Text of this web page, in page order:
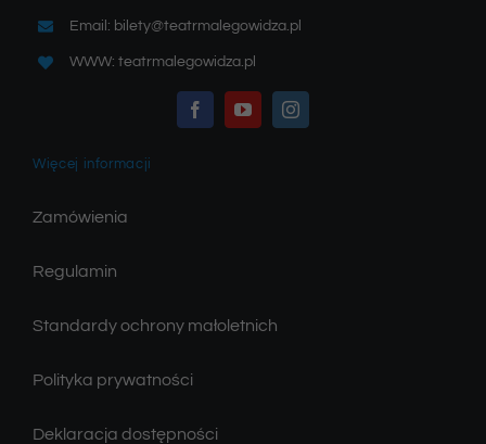
Email: bilety@teatrmalegowidza.pl
WWW: teatrmalegowidza.pl
Więcej informacji
Zamówienia
Regulamin
Standardy ochrony małoletnich
Polityka prywatności
Deklaracja dostępności